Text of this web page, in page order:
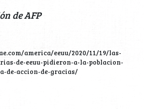
america/eeuu/2020/11/19/las-
de-eeuu-pidieron-a-la-poblacion-